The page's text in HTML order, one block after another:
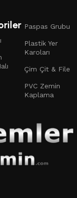
Paspas Grubu
Plastik Yer
Karoları
Çim Çit & File
PVC Zemin
Kaplama